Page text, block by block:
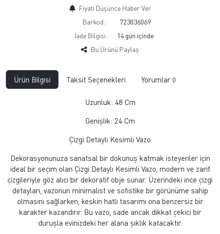
Fiyatı Düşünce Haber Ver
Barkod:
723036069
İade Bilgisi:
Bu Ürünü Paylaş
Ürün Bilgisi Taksit Seçenekleri Yorumlar 0
Uzunluk: 48 Cm
Genişlik: 24 Cm
Çizgi Detaylı Kesimli Vazo
Dekorasyonunuza sanatsal bir dokunuş katmak isteyenler için
ideal bir seçim olan Çizgi Detaylı Kesimli Vazo, modern ve zarif
çizgileriyle göz alıcı bir dekoratif obje sunar. Üzerindeki ince çizgi
detayları, vazonun minimalist ve sofistike bir görünüme sahip
olmasını sağlarken, keskin hatlı tasarımı ona benzersiz bir
karakter kazandırır. Bu vazo, sade ancak dikkat çekici bir
duruşla evinizdeki her alana şıklık katacaktır.